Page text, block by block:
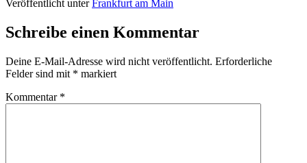
Veröffentlicht unter Frankfurt am Main
Schreibe einen Kommentar
Deine E-Mail-Adresse wird nicht veröffentlicht. Erforderliche
Felder sind mit * markiert
Kommentar *